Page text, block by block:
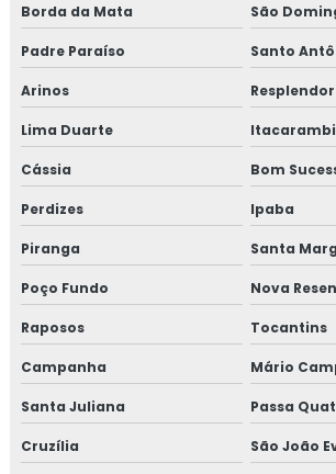
Treinamento em implantação de
Treinamento em implementação gfsi
Treinamento em iso 14001
Treinamento em iso 17025
Treinamento em iso 9001
Treinamento em manipulação de
Treinamento em mapeamento de
riscos
Borda da Mata São
Padre Paraíso Santo
Arinos Resplendor
Lima Duarte Itacarambi
Cássia Bom
Perdizes Ipaba
Piranga Santa
Poço Fundo Nova
Raposos Tocantins
Campanha Mário
Santa Juliana Passa
Cruzília São João